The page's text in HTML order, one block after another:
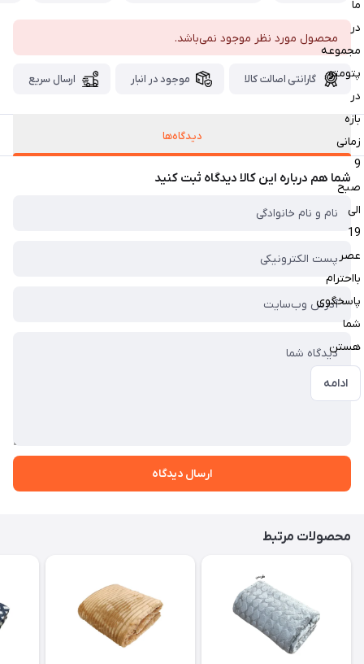
ما
در
مجموعه
پتومتو
در
بازه
زمانی
9
صبح
الی
19
عصر
بااحترام
پاسخگوی
شما
هستن
ادامه
محصول مورد نظر موجود نمی‌باشد.
گارانتی اصالت کالا موجود در انبار ارسال سریع
دیدگاه‌ها
شما هم درباره این کالا دیدگاه ثبت کنید
ارسال دیدگاه
محصولات مرتبط